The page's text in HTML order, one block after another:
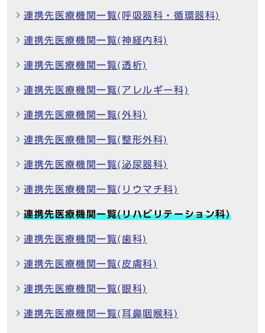
連携先医療機関一覧(呼吸器科・循環器科)
連携先医療機関一覧(神経内科)
連携先医療機関一覧(透析)
連携先医療機関一覧(アレルギー科)
連携先医療機関一覧(外科)
連携先医療機関一覧(整形外科)
連携先医療機関一覧(泌尿器科)
連携先医療機関一覧(リウマチ科)
連携先医療機関一覧(リハビリテーション科)
連携先医療機関一覧(歯科)
連携先医療機関一覧(皮膚科)
連携先医療機関一覧(眼科)
連携先医療機関一覧(耳鼻咽喉科)